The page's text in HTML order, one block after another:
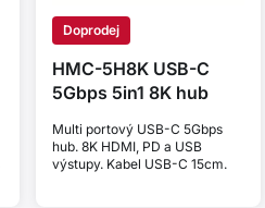
Doprodej
HMC-5H8K USB-C
5Gbps 5in1 8K hub
Multi portový USB-C 5Gbps
hub. 8K HDMI, PD a USB
výstupy. Kabel USB-C 15cm.